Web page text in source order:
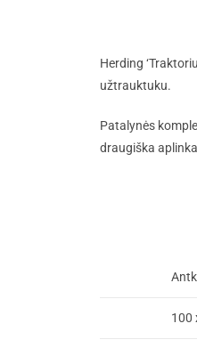
Herding
užtrauktuku.
Patalynės
draugiška
100